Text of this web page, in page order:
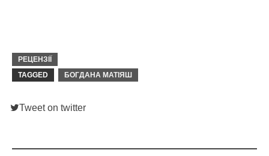
РЕЦЕНЗІЇ
TAGGED
БОГДАНА МАТІЯШ
Tweet on twitter